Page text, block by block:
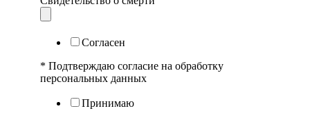
Согласен
* Подтверждаю согласие на обработку
персональных данных
Принимаю